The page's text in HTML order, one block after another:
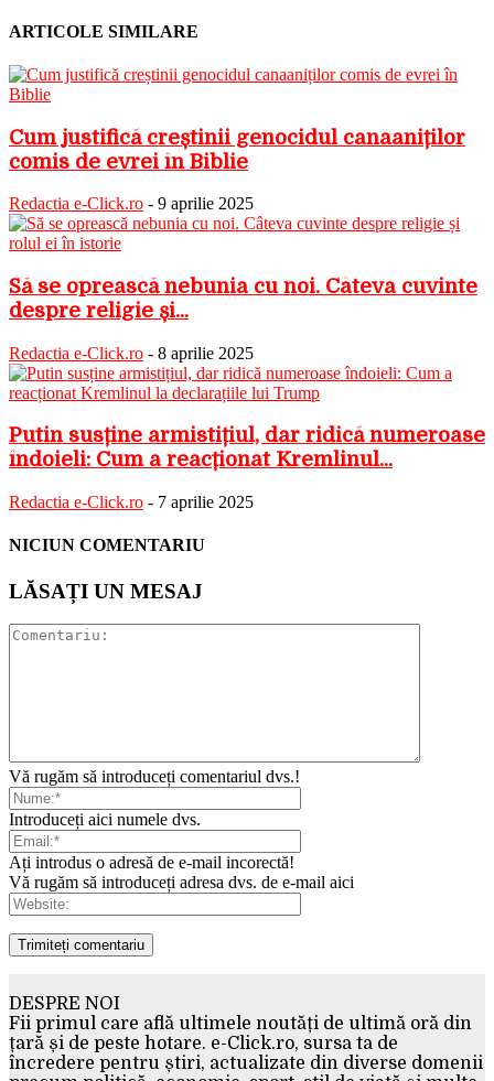
ARTICOLE SIMILARE
Cum justifică creștinii genocidul canaaniților
comis de evrei în Biblie
Redactia e-Click.ro - 9 aprilie 2025
Să se oprească nebunia cu noi. Câteva cuvinte
despre religie și...
Redactia e-Click.ro - 8 aprilie 2025
Putin susține armistițiul, dar ridică numeroase
îndoieli: Cum a reacționat Kremlinul...
Redactia e-Click.ro - 7 aprilie 2025
NICIUN COMENTARIU
LĂSAȚI UN MESAJ
Vă rugăm să introduceți comentariul dvs.!
Introduceți aici numele dvs.
Ați introdus o adresă de e-mail incorectă!
Vă rugăm să introduceți adresa dvs. de e-mail aici
DESPRE NOI
Fii primul care află ultimele noutăți de ultimă oră din
țară și de peste hotare. e-Click.ro, sursa ta de
încredere pentru știri, actualizate din diverse domenii